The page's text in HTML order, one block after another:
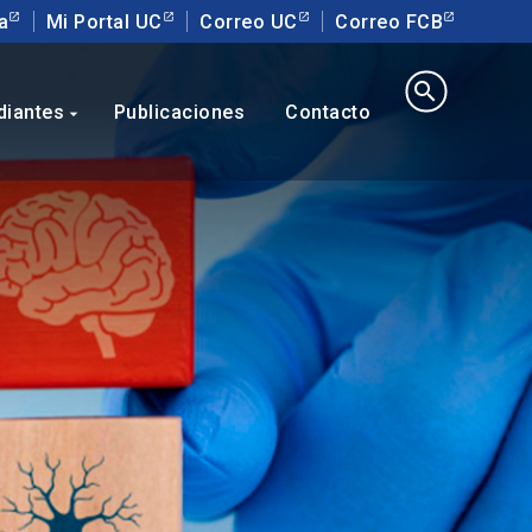
Mi Portal UC Correo UC Correo FCB
arrow_drop_down Publicaciones Contacto
search